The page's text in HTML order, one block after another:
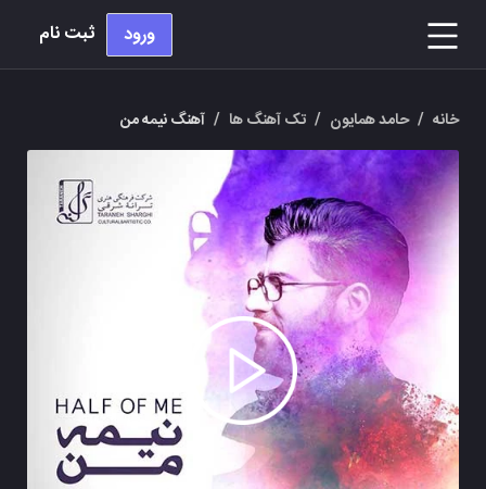
ورود ثبت نام
خانه / حامد همایون / تک آهنگ ها / آهنگ نیمه من